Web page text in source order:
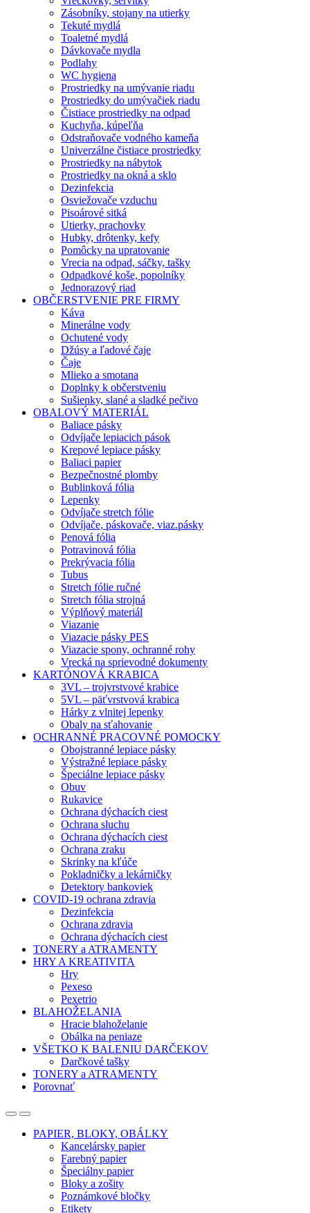
Zásobníky, stojany na utierky
Tekuté mydlá
Toaletné mydlá
Dávkovače mydla
Podlahy
WC hygiena
Prostriedky na umývanie riadu
Prostriedky do umývačiek riadu
Čistiace prostriedky na odpad
Kuchyňa, kúpeľňa
Odstraňovače vodného kameňa
Univerzálne čistiace prostriedky
Prostriedky na nábytok
Prostriedky na okná a sklo
Dezinfekcia
Osviežovače vzduchu
Pisoárové sitká
Utierky, prachovky
Hubky, drôtenky, kefy
Pomôcky na upratovanie
Vrecia na odpad, sáčky, tašky
Odpadkové koše, popolníky
Jednorazový riad
OBČERSTVENIE PRE FIRMY
Káva
Minerálne vody
Ochutené vody
Džúsy a ľadové čaje
Čaje
Mlieko a smotana
Doplnky k občerstveniu
Sušienky, slané a sladké pečivo
OBALOVÝ MATERIÁL
Baliace pásky
Odvíjače lepiacich pások
Krepové lepiace pásky
Baliaci papier
Bezpečnostné plomby
Bublinková fólia
Lepenky
Odvíjače stretch fólie
Odvíjače, páskovače, viaz.pásky
Penová fólia
Potravinová fólia
Prekrývacia fólia
Tubus
Stretch fólie ručné
Stretch fólia strojná
Výplňový materiál
Viazanie
Viazacie pásky PES
Viazacie spony, ochranné rohy
Vrecká na sprievodné dokumenty
KARTÓNOVÁ KRABICA
3VL – trojvrstvové krabice
5VL – päťvrstvová krabica
Hárky z vlnitej lepenky
Obaly na sťahovanie
OCHRANNÉ PRACOVNÉ POMOCKY
Obojstranné lepiace pásky
Výstražné lepiace pásky
Špeciálne lepiace pásky
Obuv
Rukavice
Ochrana dýchacích ciest
Ochrana sluchu
Ochrana dýchacích ciest
Ochrana zraku
Skrinky na kľúče
Pokladničky a lekárničky
Detektory bankoviek
COVID-19 ochrana zdravia
Dezinfekcia
Ochrana zdravia
Ochrana dýchacích ciest
TONERY a ATRAMENTY
HRY A KREATIVITA
Hry
Pexeso
Pexetrio
BLAHOŽELANIA
Hracie blahoželanie
Obálka na peniaze
VŠETKO K BALENIU DARČEKOV
Darčkové tašky
TONERY a ATRAMENTY
Porovnať
OpenClose
PAPIER, BLOKY, OBÁLKY
Kancelársky papier
Farebný papier
Špeciálny papier
Bloky a zošity
Poznámkové bločky
Etikety